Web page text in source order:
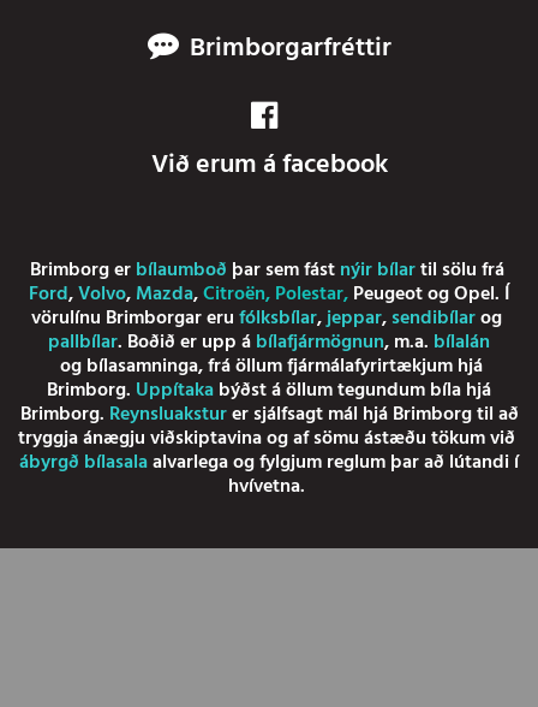
Brimborgarfréttir
Við erum á facebook
Brimborg erbílaumboð þar sem fástnýir bílartil sölu frá
Ford,Volvo,Mazda,Citroën,Polestar,PeugeotogOpel. Í
vörulínu Brimborgar erufólksbílar,jeppar,sendibílarog
pallbílar. Boðið er upp ábílafjármögnun, m.a. bílalán
ogbílasamninga, frá öllum fjármálafyrirtækjum hjá
Brimborg. Uppítakabýðst á öllum tegundum bíla hjá
Brimborg. Reynsluaksturer sjálfsagt mál hjá Brimborg til að
tryggja ánægju viðskiptavina og af sömu ástæðu tökum við
ábyrgð bílasalaalvarlega og fylgjum reglum þar að lútandi í
hvívetna.